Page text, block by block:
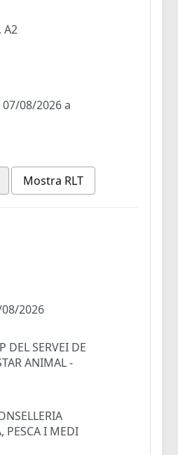
A2
07/08/2026 a
Mostra RLT
2026
DEL SERVEI DE
ANIMAL -
PESCA I MEDI